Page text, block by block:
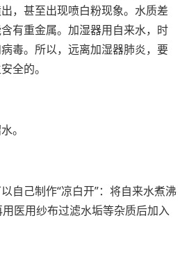
，甚至出现喷白粉现象。水质差
有重金属。加湿器用自来水，时
毒。所以，远离加湿器肺炎，要
全的。
。
自己制作“凉白开”：将自来水煮沸
医用纱布过滤水垢等杂质后加入